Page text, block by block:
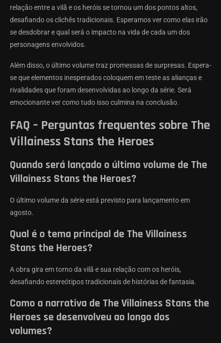
relação entre a vilã e os heróis se tornou um dos pontos altos,
desafiando os clichês tradicionais. Esperamos ver como elas irão
se desdobrar e qual será o impacto na vida de cada um dos
personagens envolvidos.
Além disso, o último volume traz promessas de surpresas. Espera-
se que elementos inesperados coloquem em teste as alianças e
rivalidades que foram desenvolvidas ao longo da série. Será
emocionante ver como tudo isso culmina na conclusão.
FAQ – Perguntas frequentes sobre The
Villainess Stans the Heroes
Quando será lançado o último volume de The
Villainess Stans the Heroes?
O último volume da série está previsto para lançamento em
agosto.
Qual é o tema principal de The Villainess
Stans the Heroes?
A obra gira em torno da vilã e sua relação com os heróis,
desafiando estereótipos tradicionais de histórias de fantasia.
Como a narrativa de The Villainess Stans the
Heroes se desenvolveu ao longo dos
volumes?